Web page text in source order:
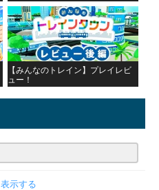
【みんなのトレイン】プレイレビ
ュー！
示する